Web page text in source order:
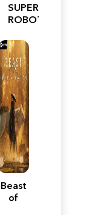
SUPER
ROBOT
Y
Beast
of